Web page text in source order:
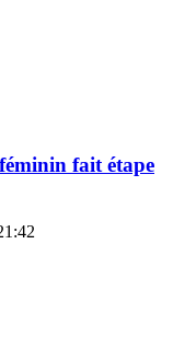
fait étape